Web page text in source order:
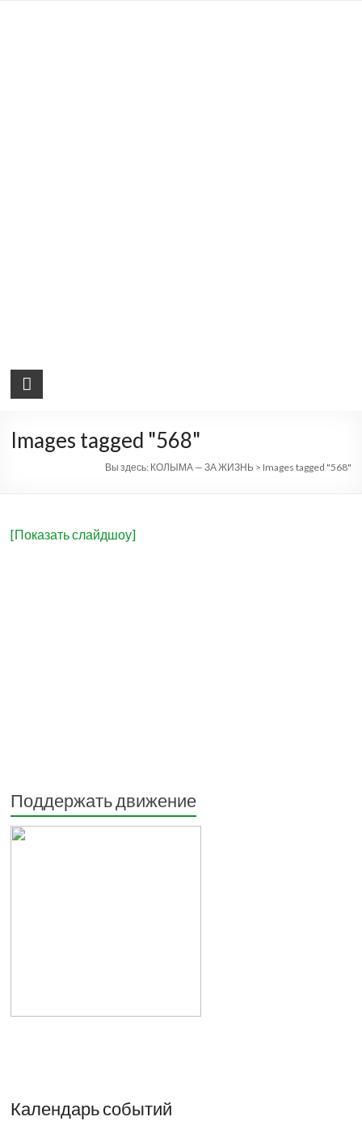
КОЛЫМА — ЗА ЖИЗНЬ
автономная некоммерческая организация
Images tagged "568"
Вы здесь: КОЛЫМА — ЗА ЖИЗНЬ> Images tagged "568"
[Показать слайдшоу]
Поддержать движение
Календарь событий